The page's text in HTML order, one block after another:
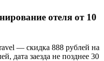
отеля от 10
— скидка 888 рублей на
дата заезда не позднее 30